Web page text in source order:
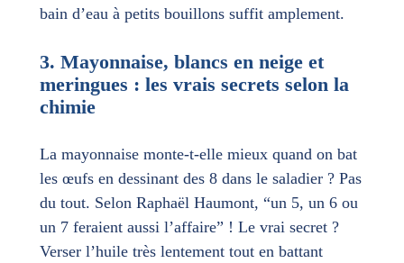
bain d’eau à petits bouillons suffit amplement.
3. Mayonnaise, blancs en neige et
meringues : les vrais secrets selon la
chimie
La mayonnaise monte-t-elle mieux quand on bat
les œufs en dessinant des 8 dans le saladier ? Pas
du tout. Selon Raphaël Haumont, “un 5, un 6 ou
un 7 feraient aussi l’affaire” ! Le vrai secret ?
Verser l’huile très lentement tout en battant